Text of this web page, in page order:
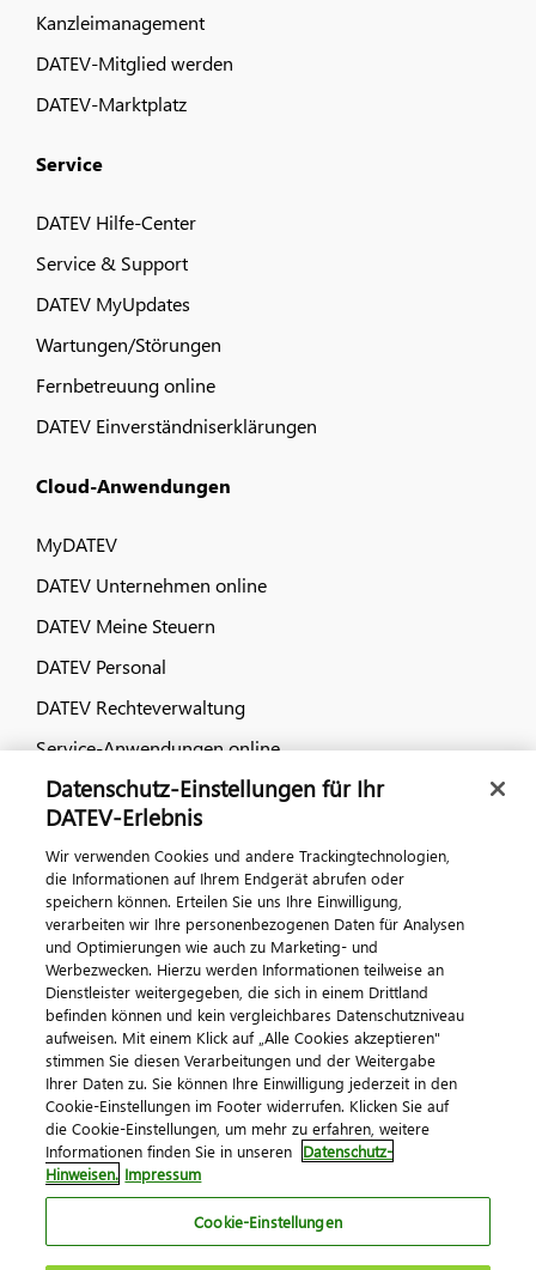
Kanzleimanagement
DATEV-Mitglied werden
DATEV-Marktplatz
Service
DATEV Hilfe-Center
Service & Support
DATEV MyUpdates
Wartungen/Störungen
Fernbetreuung online
DATEV Einverständniserklärungen
Cloud-Anwendungen
MyDATEV
DATEV Unternehmen online
DATEV Meine Steuern
DATEV Personal
DATEV Rechteverwaltung
Service-Anwendungen online
Dialog & Medien
Veranstaltungen
DATEV magazin
DATEV-Community
DATEV-Newsletter
Kontaktieren Sie uns
Datenschutz-Einstellungen für Ihr
DATEV-Erlebnis
Wir verwenden Cookies und andere Trackingtechnologien,
die Informationen auf Ihrem Endgerät abrufen oder
speichern können. Erteilen Sie uns Ihre Einwilligung,
verarbeiten wir Ihre personenbezogenen Daten für Analysen
und Optimierungen wie auch zu Marketing- und
Werbezwecken. Hierzu werden Informationen teilweise an
Dienstleister weitergegeben, die sich in einem Drittland
befinden können und kein vergleichbares Datenschutzniveau
aufweisen. Mit einem Klick auf „Alle Cookies akzeptieren"
stimmen Sie diesen Verarbeitungen und der Weitergabe
Ihrer Daten zu. Sie können Ihre Einwilligung jederzeit in den
Cookie-Einstellungen im Footer widerrufen. Klicken Sie auf
die Cookie-Einstellungen, um mehr zu erfahren, weitere
Informationen finden Sie in unseren Datenschutz-
Hinweisen. Impressum
Cookie-Einstellungen